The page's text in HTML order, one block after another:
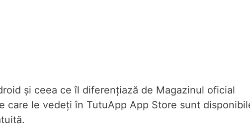
și ceea ce îl diferențiază de Magazinul oficial
care le vedeți în TutuApp App Store sunt